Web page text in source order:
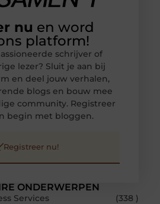
ONDERWERPEN
Services
(338 )
nu en word
platform!
schrijver of
lezer? Sluit je aan bij
en deel jouw verhalen,
blogs en bouw mee
community. Registreer
begin met bloggen.
Registreer nu!